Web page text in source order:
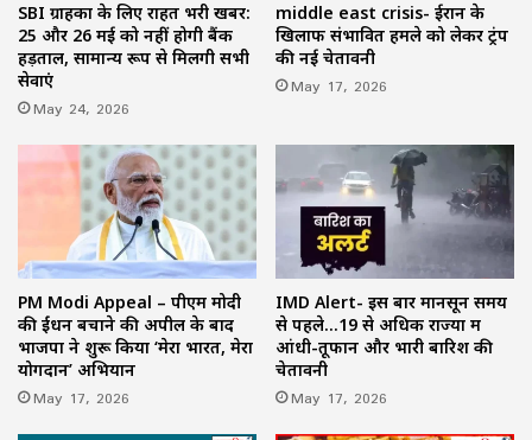
SBI ग्राहकों के लिए राहत भरी खबर:
25 और 26 मई को नहीं होगी बैंक
हड़ताल, सामान्य रूप से मिलेंगी सभी
सेवाएं
May 24, 2026
middle east crisis- ईरान के
खिलाफ संभावित हमले को लेकर ट्रंप
की नई चेतावनी
May 17, 2026
PM Modi Appeal – पीएम मोदी
की ईंधन बचाने की अपील के बाद
भाजपा ने शुरू किया ‘मेरा भारत, मेरा
योगदान’ अभियान
May 17, 2026
IMD Alert- इस बार मानसून समय
से पहले…19 से अधिक राज्यों में
आंधी-तूफान और भारी बारिश की
चेतावनी
May 17, 2026